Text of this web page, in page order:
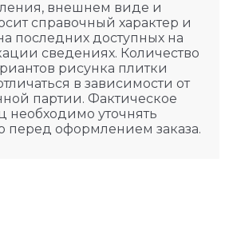
внешнем виде и
справочный характер и
последних доступных на
сведениях. Количество
рисунка плитки
в зависимости от
партии. Фактическое
необходимо уточнять
перед оформлением заказа.